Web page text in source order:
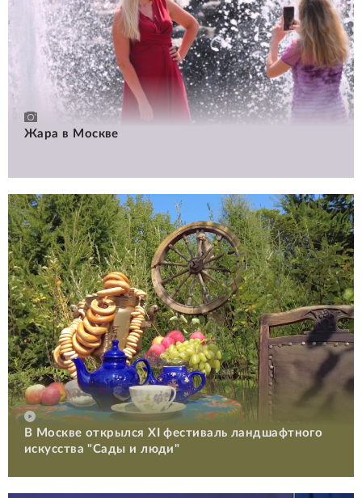
Жара в Москве
В Москве открылся XI фестиваль ландшафтного
искусства "Сады и люди"